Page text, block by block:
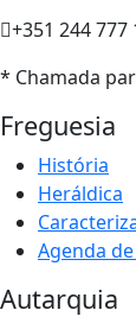
+351 244 777
* Chamada
Freguesia
História
Heráldica
Agenda
Autarquia